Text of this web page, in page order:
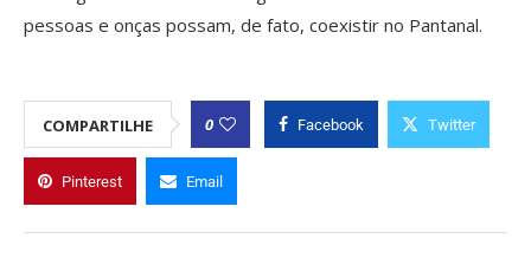
pessoas e onças possam, de fato, coexistir no Pantanal.
COMPARTILHE 0 Facebook Twitter
Pinterest Email